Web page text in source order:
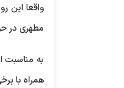
واقعا این
مطهری در حوادث قیام 15
همراه با